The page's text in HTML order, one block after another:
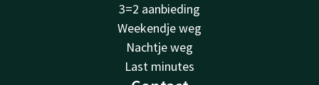
3=2 aanbieding
Weekendje weg
Nachtje weg
Last minutes